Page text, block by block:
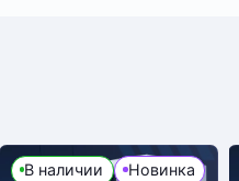
В наличии Новинка